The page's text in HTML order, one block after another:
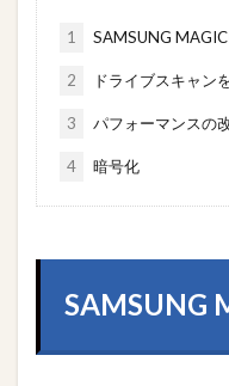
1 SAMSUNG
2 ドライブスキャン
3 パフォーマンスの
4 暗号化
SAMSUNG